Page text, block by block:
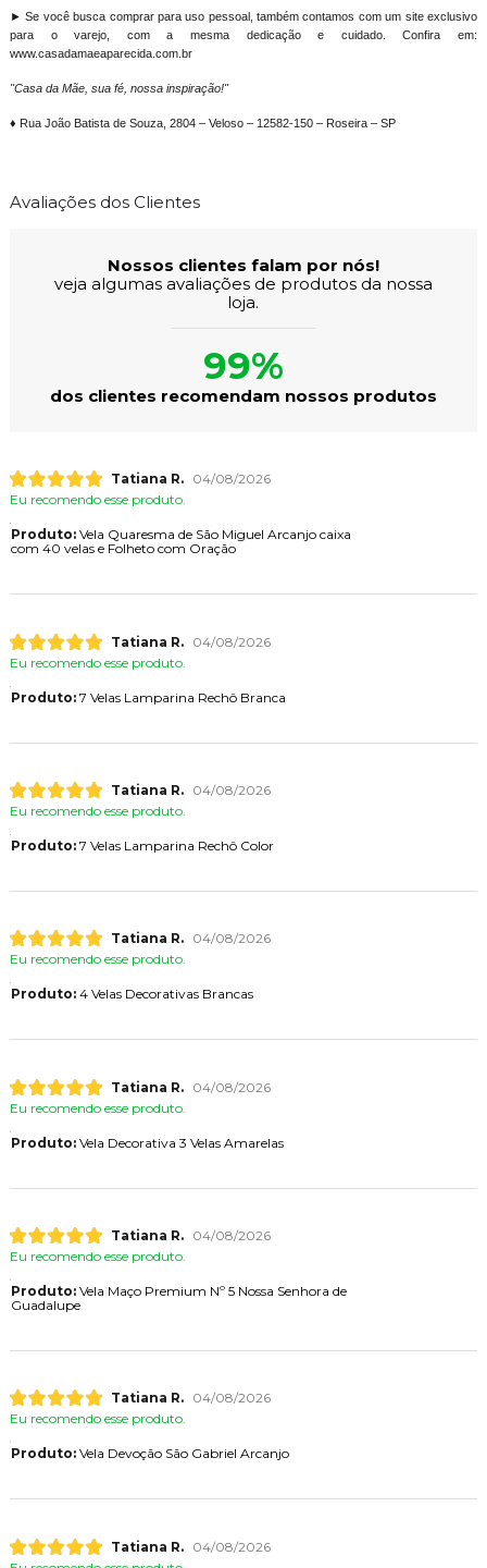
► Se você busca comprar para uso pessoal, também contamos com um site exclusivo
para o varejo, com a mesma dedicação e cuidado. Confira em:
www.casadamaeaparecida.com.br
"Casa da Mãe, sua fé, nossa inspiração!"
♦ Rua João Batista de Souza, 2804 – Veloso – 12582-150 – Roseira – SP
Avaliações dos Clientes
Nossos clientes falam por nós!
veja algumas avaliações de produtos da nossa
loja.
99%
dos clientes recomendam nossos produtos
Tatiana R.
04/08/2026
Eu recomendo esse produto.
Produto:Vela Quaresma de São Miguel Arcanjo caixa
com 40 velas e Folheto com Oração
Tatiana R.
04/08/2026
Eu recomendo esse produto.
Produto:7 Velas Lamparina Rechô Branca
Tatiana R.
04/08/2026
Eu recomendo esse produto.
Produto:7 Velas Lamparina Rechô Color
Tatiana R.
04/08/2026
Eu recomendo esse produto.
Produto:4 Velas Decorativas Brancas
Tatiana R.
04/08/2026
Eu recomendo esse produto.
Produto:Vela Decorativa 3 Velas Amarelas
Tatiana R.
04/08/2026
Eu recomendo esse produto.
Produto:Vela Maço Premium Nº 5 Nossa Senhora de
Guadalupe
Tatiana R.
04/08/2026
Eu recomendo esse produto.
Produto:Vela Devoção São Gabriel Arcanjo
Tatiana R.
04/08/2026